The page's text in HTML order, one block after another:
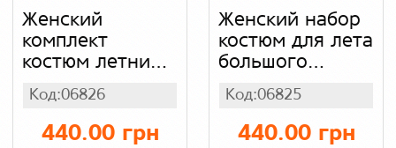
Женский
комплект
костюм летний,
набор майка и
удлиненные
шорты с
Код:06826
440.00 грн
Женский набор
костюм для лета
большого
размера батал,
комплект
леопардовый
Код:06825
440.00 грн